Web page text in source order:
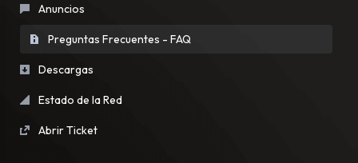
Anuncios
Preguntas Frecuentes - FAQ
Descargas
Estado de la Red
Abrir Ticket